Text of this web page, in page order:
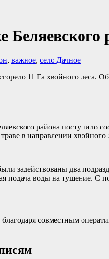
, важное, село Дачное
11 Га хвойного
района поступило
траве в направлении
задействованы два
подача воды на тушение.
совместным